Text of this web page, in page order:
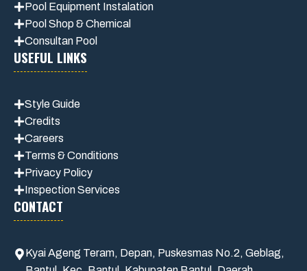
Pool Equipment Instalation
Pool Shop & Chemical
Consultan Pool
USEFUL LINKS
Style Guide
Credits
Careers
Terms & Conditions
Privacy Policy
Inspection Services
CONTACT
Kyai Ageng Teram, Depan, Puskesmas No.2, Geblag,